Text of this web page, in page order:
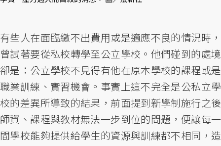
有些人在面臨繳不出費用或是適應不良的情況時，
曾試著要從私校轉學至公立學校。他們碰到的處境
卻是：公立學校不見得有他在原本學校的課程或是
職業訓練、實習機會。事實上這不完全是公私立學
校的差異所導致的結果，前面提到新學制施行之後
師資、課程與教材無法一步到位的問題，便讓每一
間學校能夠提供給學生的資源與訓練都不相同，造